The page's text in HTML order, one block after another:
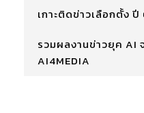
เกาะติดข่าวเลือกตั้ง ปี
รวมผลงานข่าวยุค AI
AI4MEDIA